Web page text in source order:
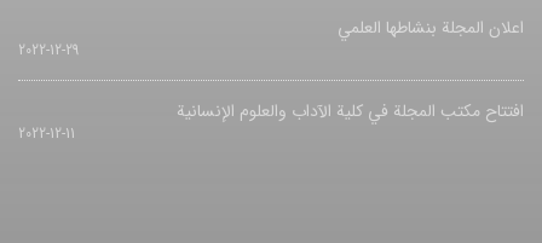
اعلان المجلة بنشاطها العلمي
2022-12-29
افتتاح مکتب المجلة في کلیة الآداب والعلوم الإنسانیة
2022-12-11